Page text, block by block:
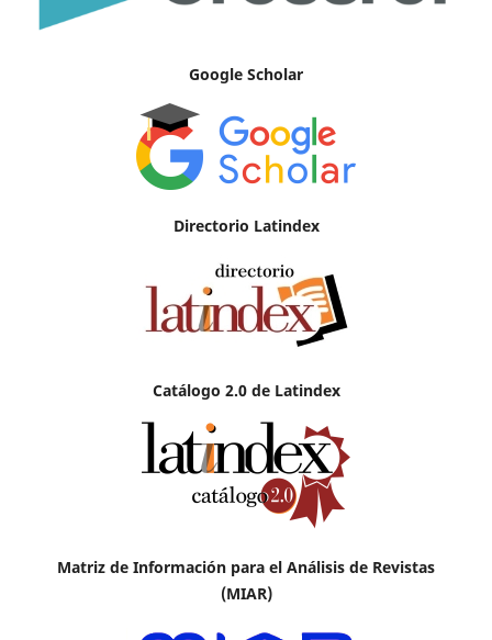
Google Scholar
Directorio Latindex
Catálogo 2.0 de Latindex
Matriz de Información para el Análisis de Revistas
(MIAR)